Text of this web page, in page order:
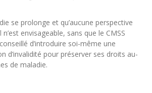
se prolonge et qu’aucune perspective
envisageable, sans que le CMSS
d’introduire soi-même une
d’invalidité pour préserver ses droits au-
de maladie.